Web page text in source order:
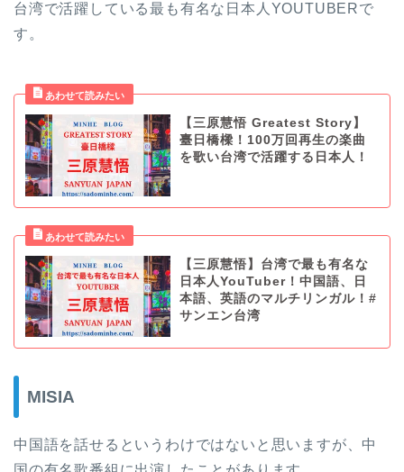
台湾で活躍している最も有名な日本人YOUTUBERで
す。
【三原慧悟 Greatest Story】
臺日橋樑！100万回再生の楽曲
を歌い台湾で活躍する日本人！
【三原慧悟】台湾で最も有名な
日本人YouTuber！中国語、日
本語、英語のマルチリンガル！#
サンエン台湾
MISIA
中国語を話せるというわけではないと思いますが、中